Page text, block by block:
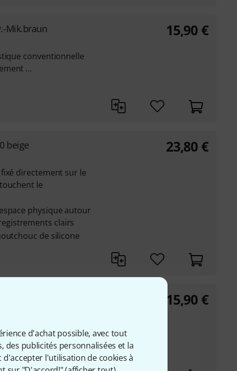
d'achat possible, avec tout
des publicités personnalisées et la
l'utilisation de cookies à
Mik.braun
conventionnelle
...
15,90 €
beige
directement sur le
le
physique autour
clairs
de silicone
23,80 €
ou une perruque
15,90 €